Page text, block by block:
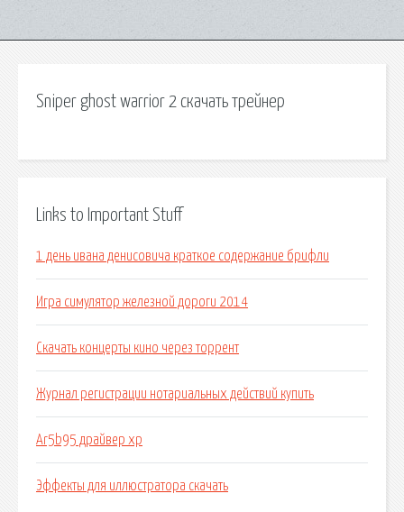
Sniper ghost warrior 2 скачать трейнер
Links to Important Stuff
1 день ивана денисовича краткое содержание брифли
Игра симулятор железной дороги 2014
Скачать концерты кино через торрент
Журнал регистрации нотариальных действий купить
Ar5b95 драйвер xp
Эффекты для иллюстратора скачать